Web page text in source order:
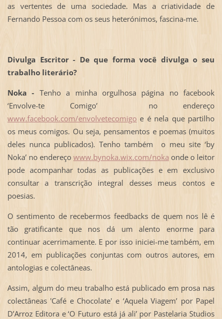
as vertentes de uma sociedade. Mas a criatividade de
Fernando Pessoa com os seus heterónimos, fascina-me.
Divulga Escritor - De que forma você divulga o seu
trabalho literário?
Noka - Tenho a minha orgulhosa página no facebook
‘Envolve-te Comigo’ no endereço
www.facebook.com/envolvetecomigo e é nela que partilho
os meus comigos. Ou seja, pensamentos e poemas (muitos
deles nunca publicados). Tenho também o meu site ‘by
Noka’ no endereço www.bynoka.wix.com/noka onde o leitor
pode acompanhar todas as publicações e em exclusivo
consultar a transcrição integral desses meus contos e
poesias.
O sentimento de recebermos feedbacks de quem nos lê é
tão gratificante que nos dá um alento enorme para
continuar acerrimamente. E por isso iniciei-me também, em
2014, em publicações conjuntas com outros autores, em
antologias e colectâneas.
Assim, algum do meu trabalho está publicado em prosa nas
colectâneas 'Café e Chocolate' e ‘Aquela Viagem’ por Papel
D’Arroz Editora e ‘O Futuro está já ali’ por Pastelaria Studios